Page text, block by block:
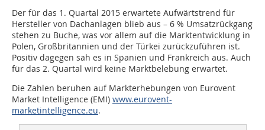
Der für das 1. Quartal 2015 erwartete Aufwärtstrend für
Hersteller von Dachanlagen blieb aus – 6 % Umsatzrückgang
stehen zu Buche, was vor allem auf die Marktentwicklung in
Polen, Großbritannien und der Türkei zurückzuführen ist.
Positiv dagegen sah es in Spanien und Frankreich aus. Auch
für das 2. Quartal wird keine Marktbelebung erwartet.
Die Zahlen beruhen auf Markterhebungen von Eurovent
Market Intelligence (EMI) www.eurovent-
marketintelligence.eu.